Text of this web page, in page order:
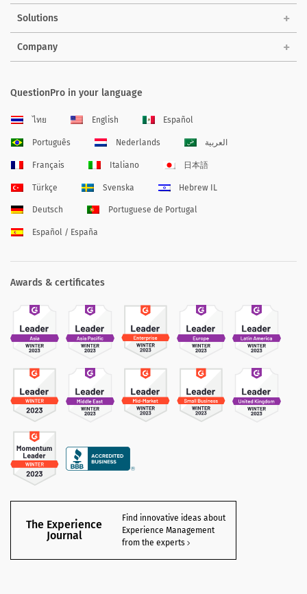
Solutions
Company
QuestionPro in your language
ไทย English Español
Português Nederlands العربية
Français Italiano 日本語
Türkçe Svenska Hebrew IL
Deutsch Portuguese de Portugal
Español / España
Awards & certificates
The Experience
Journal
Find innovative ideas about
Experience Management
from the experts